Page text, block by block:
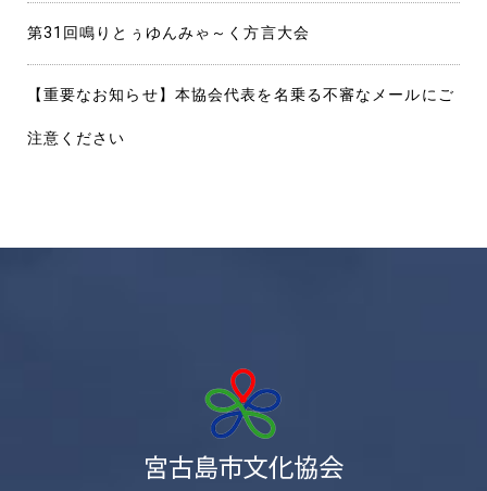
第31回鳴りとぅゆんみゃ～く方言大会
【重要なお知らせ】本協会代表を名乗る不審なメールにご
注意ください